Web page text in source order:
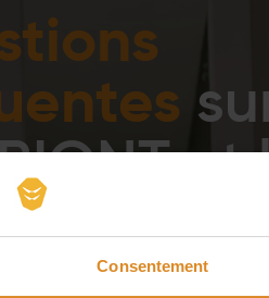
Consentement
et
sur SYMBIONT et